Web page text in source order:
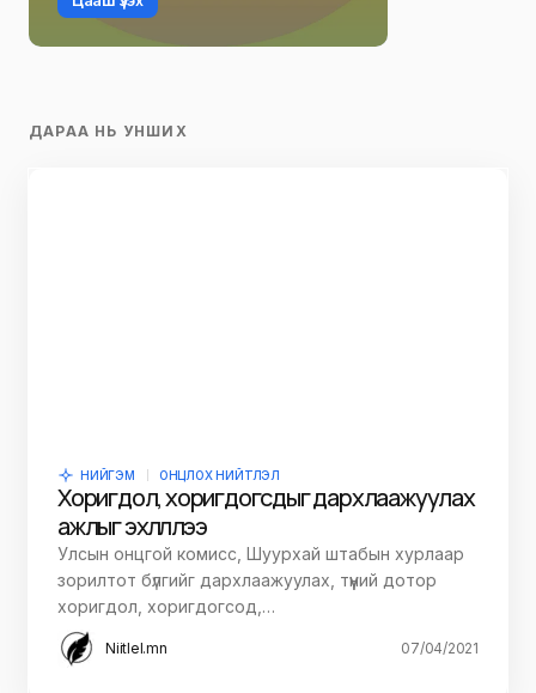
ДАРАА НЬ УНШИХ
НИЙГЭМ ОНЦЛОХ НИЙТЛЭЛ
Хоригдол, хоригдогсдыг дархлаажуулах
ажлыг эхлүүллээ
Улсын онцгой комисс, Шуурхай штабын хурлаар
зорилтот бүлгийг дархлаажуулах, түүний дотор
хоригдол, хоригдогсод,…
Niitlel.mn 07/04/2021